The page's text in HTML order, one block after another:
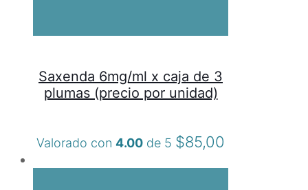
Saxenda 6mg/ml x caja de 3
plumas (precio por unidad)
Valorado con 4.00 de 5 $85,00